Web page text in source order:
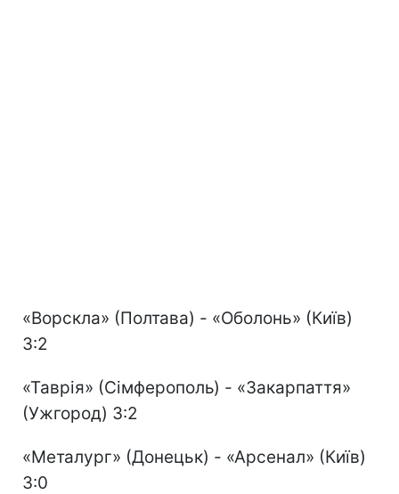
«Ворскла» (Полтава) - «Оболонь» (Київ)
3:2
«Таврія» (Сімферополь) - «Закарпаття»
(Ужгород) 3:2
«Металург» (Донецьк) - «Арсенал» (Київ)
3:0